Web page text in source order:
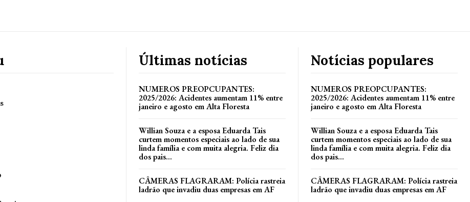
Últimas notícias
NUMEROS PREOPCUPANTES:
2025/2026: Acidentes aumentam 11% entre
janeiro e agosto em Alta Floresta
Willian Souza e a esposa Eduarda Tais
curtem momentos especiais ao lado de sua
linda família e com muita alegria. Feliz dia
dos pais...
CÂMERAS FLAGRARAM: Polícia rastreia
ladrão que invadiu duas empresas em AF
Notícias populares
NUMEROS PREOPCUPANTES:
2025/2026: Acidentes aumentam 11% entre
janeiro e agosto em Alta Floresta
Willian Souza e a esposa Eduarda Tais
curtem momentos especiais ao lado de sua
linda família e com muita alegria. Feliz dia
dos pais...
CÂMERAS FLAGRARAM: Polícia rastreia
ladrão que invadiu duas empresas em AF